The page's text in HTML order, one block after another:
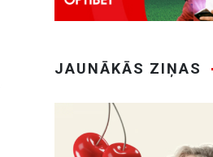
JAUNĀKĀS ZIŅAS